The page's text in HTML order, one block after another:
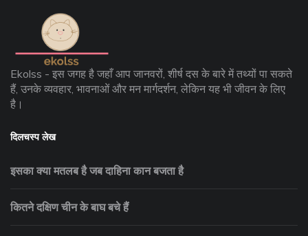
Ekolss - इस जगह है जहाँ आप जानवरों, शीर्ष दस के बारे में तथ्यों पा सकते
हैं, उनके व्यवहार, भावनाओं और मन मार्गदर्शन, लेकिन यह भी जीवन के लिए
है।
दिलचस्प लेख
इसका क्या मतलब है जब दाहिना कान बजता है
कितने दक्षिण चीन के बाघ बचे हैं